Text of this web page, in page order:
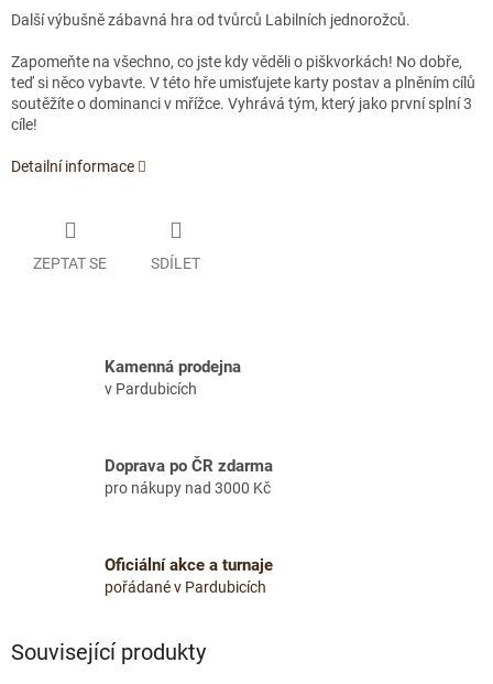
Další výbušně zábavná hra od tvůrců Labilních jednorožců.
Zapomeňte na všechno, co jste kdy věděli o piškvorkách! No dobře,
teď si něco vybavte. V této hře umisťujete karty postav a plněním cílů
soutěžíte o dominanci v mřížce. Vyhrává tým, který jako první splní 3
cíle!
Detailní informace
ZEPTAT SE SDÍLET
Kamenná prodejna
v Pardubicích
Doprava po ČR zdarma
pro nákupy nad 3000 Kč
Oficiální akce a turnaje
pořádané v Pardubicích
Související produkty